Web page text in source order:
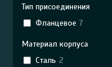
Тип присоединения
Фланцевое 7
Материал корпуса
Сталь 2